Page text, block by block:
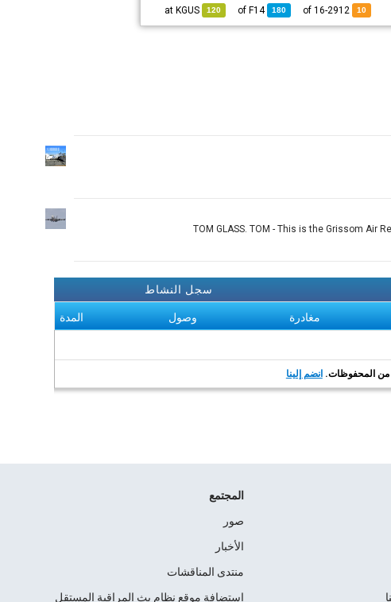
10
180
of
F14
120
KGUS
سجل النشاط
مغادرة وصول المدة
انضم إلينا
المجتمع
صور
الأخبار
منتدى المناقشات
استضافة موقع نظام بث المراقبة المستقل